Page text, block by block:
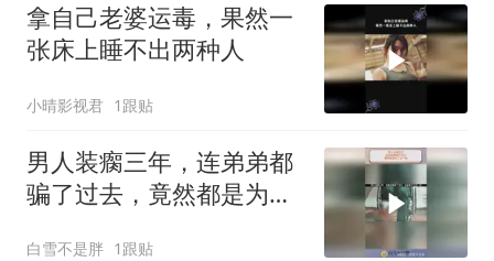
拿自己老婆运毒，果然一
张床上睡不出两种人
小晴影视君 1跟贴
男人装瘸三年，连弟弟都
骗了过去，竟然都是为了
白雪不是胖 1跟贴